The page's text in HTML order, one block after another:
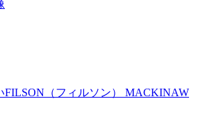
FILSON（フィルソン） MACKINAW